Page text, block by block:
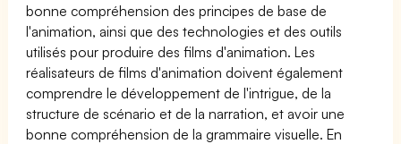
bonne compréhension des principes de base de
l'animation, ainsi que des technologies et des outils
utilisés pour produire des films d'animation. Les
réalisateurs de films d'animation doivent également
comprendre le développement de l'intrigue, de la
structure de scénario et de la narration, et avoir une
bonne compréhension de la grammaire visuelle. En